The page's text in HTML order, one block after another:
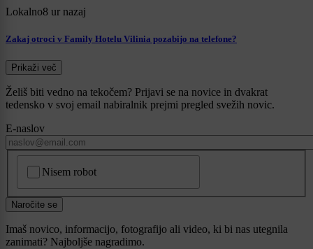
Lokalno8 ur nazaj
Zakaj otroci v Family Hotelu Vilinia pozabijo na telefone?
Prikaži več
Želiš biti vedno na tekočem? Prijavi se na novice in dvakrat
tedensko v svoj email nabiralnik prejmi pregled svežih novic.
E-naslov
Nisem robot
Naročite se
Imaš novico, informacijo, fotografijo ali video, ki bi nas utegnila
zanimati? Najboljše nagradimo.